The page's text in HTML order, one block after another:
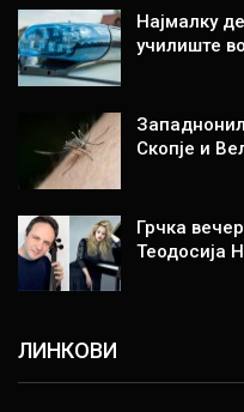
Најмалку
училиште
Скопје и
Грчка
Теодосија
ЛИНКОВИ